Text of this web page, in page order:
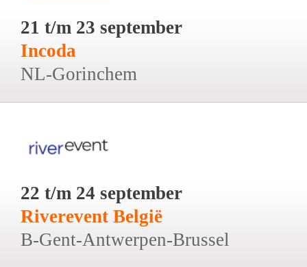
21 t/m 23 september
Incoda
NL-Gorinchem
22 t/m 24 september
Riverevent België
B-Gent-Antwerpen-Brussel